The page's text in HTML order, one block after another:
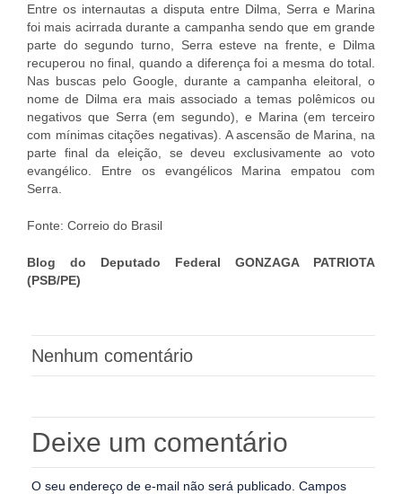
Entre os internautas a disputa entre Dilma, Serra e Marina
foi mais acirrada durante a campanha sendo que em grande
parte do segundo turno, Serra esteve na frente, e Dilma
recuperou no final, quando a diferença foi a mesma do total.
Nas buscas pelo Google, durante a campanha eleitoral, o
nome de Dilma era mais associado a temas polêmicos ou
negativos que Serra (em segundo), e Marina (em terceiro
com mínimas citações negativas). A ascensão de Marina, na
parte final da eleição, se deveu exclusivamente ao voto
evangélico. Entre os evangélicos Marina empatou com
Serra.
Fonte: Correio do Brasil
Blog do Deputado Federal GONZAGA PATRIOTA
(PSB/PE)
Nenhum comentário
Deixe um comentário
O seu endereço de e-mail não será publicado. Campos